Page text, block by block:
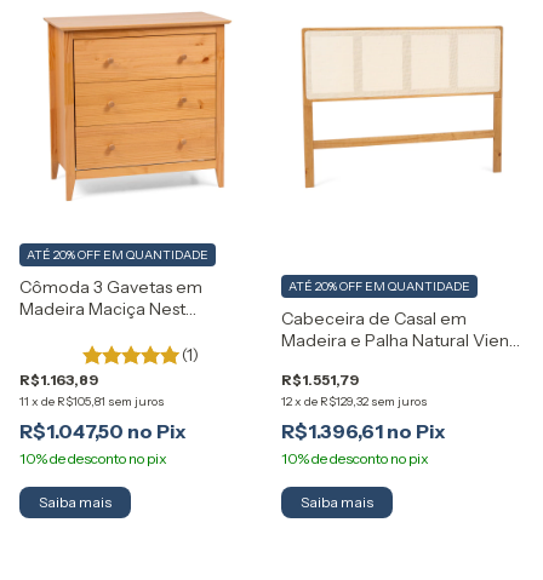
Cômoda 3 Gavetas em
Madeira Maciça Nest
(1)
R$1.163,89
11 x de R$105,81 sem juros
ATÉ 20% OFF EM QUANTIDADE
R$1.047,50
Saiba mais
Cabeceira de Casal em
Madeira e Palha Natural Viena
R$1.551,79
12x de R$129,32 sem juros
ATÉ 20% OFF EM QUANTIDADE
R$1.396,61
Saiba mais